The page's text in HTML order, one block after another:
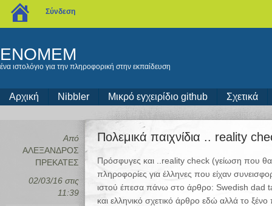
ENOMEM
ένα ιστολόγιο για την πληροφορική στην εκπαίδευση
Αρχική Nibbler Μικρό εγχειρίδιο github Σχετικά
Από
ΑΛΕΞΑΝΔΡΟΣ
ΠΡΕΚΑΤΕΣ
02/03/16 στις
11:39
Πολεμικά παιχνίδια .. reality
Πρόσφυγες και ..reality check (γείωση που
πληροφορίες για έλληνες που είχαν
ιστού έπεσα πάνω στο άρθρο: Swedish dad
και ελληνικό σχετικό άρθρο εδώ αλλά το
blogs.sch.gr
Σύνδεση